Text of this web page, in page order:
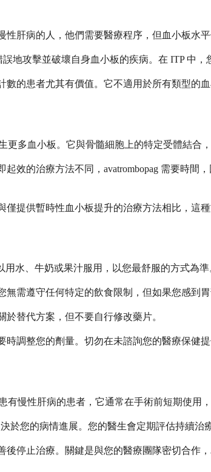
肝病的人，他們需要醫療程序，但血小板水
攻擊並破壞自身血小板的疾病。在 ITP 中，
的患者尤其有價值。它不適用於所有類型的
多血小板。它與骨髓細胞上的特定受體結合
效的治療方法不同，avatrombopag 需要時間
提供暫時性血小板提升的治療方法相比，這
水、牛奶或果汁服用，以您最舒服的方式為準
需遵守任何特定的飲食限制，但如果您感到
替代方案，但不要自行修改藥片。
調整您的劑量。切勿在未諮詢您的醫療保健提
慢性肝病的患者，它通常在手術前短期使用，
您的病情進展。您的醫生會定期評估持續治
停止治療。關鍵是與您的醫療團隊密切合作，